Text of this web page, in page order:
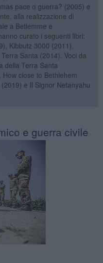
pace o guerra? (2005) e
alla realizzazione di
a Betlemme e
curato i seguenti libri:
Kibbutz 3000 (2011),
Santa (2014). Voci da
della Terra Santa
close to Bethlehem
e Il Signor Netanyahu
e guerra civile